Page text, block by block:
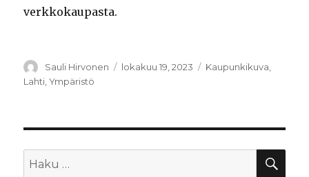
verkkokaupasta.
Kirjoittaja
Sauli Hirvonen Julkaistu
lokakuu 19, 2023 Kategoriat
Kaupunkikuva
Lahti ,Ympäristö
Etsi: